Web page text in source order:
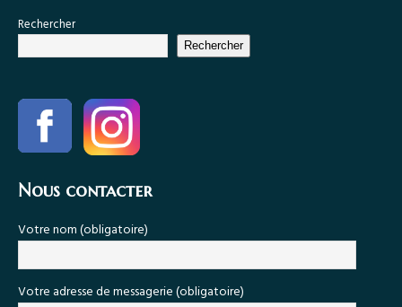
Rechercher
Rechercher
Nous contacter
Votre nom (obligatoire)
Votre adresse de messagerie (obligatoire)